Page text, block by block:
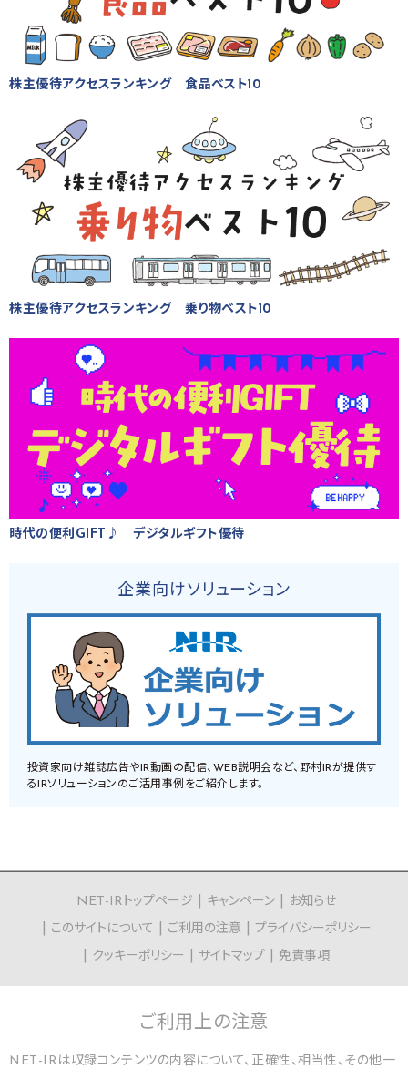
株主優待アクセスランキング 食品ベスト10
株主優待アクセスランキング 乗り物ベスト10
時代の便利GIFT♪ デジタルギフト優待
企業向けソリューション
投資家向け雑誌広告やIR動画の配信、WEB説明会など、野村IRが提供す
るIRソリューションのご活用事例をご紹介します。
NET-IRトップページ キャンペーン
お知らせ
このサイトについて
ご利用の注意
プライバシーポリシー
クッキーポリシー
サイトマップ 免責事項
ご利用上の注意
NET-IRは収録コンテンツの内容について、正確性、相当性、その他一